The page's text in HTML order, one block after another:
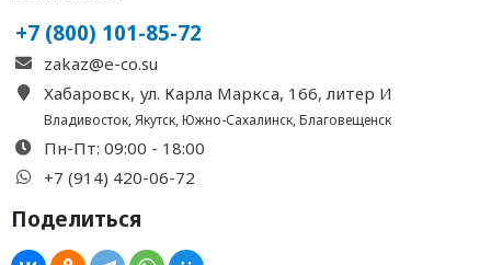
+7 (800) 101-85-72
zakaz@e-co.su
Хабаровск, ул. Карла Маркса, 166, литер И
Владивосток,Якутск,Южно-Сахалинск,Благовещенск
Пн-Пт: 09:00 - 18:00
+7 (914) 420-06-72
Поделиться